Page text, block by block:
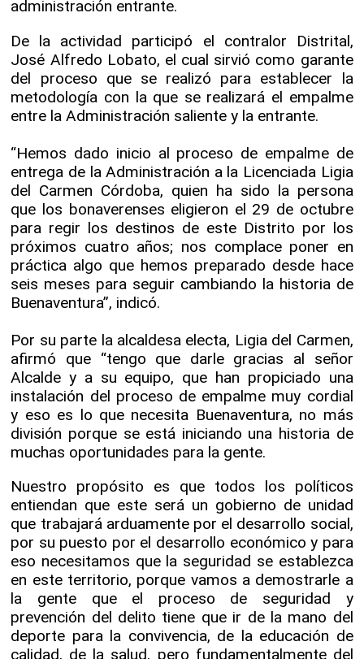
administración entrante.
De la actividad participó el contralor Distrital,
José Alfredo Lobato, el cual sirvió como garante
del proceso que se realizó para establecer la
metodología con la que se realizará el empalme
entre la Administración saliente y la entrante.
“Hemos dado inicio al proceso de empalme de
entrega de la Administración a la Licenciada Ligia
del Carmen Córdoba, quien ha sido la persona
que los bonaverenses eligieron el 29 de octubre
para regir los destinos de este Distrito por los
próximos cuatro años; nos complace poner en
práctica algo que hemos preparado desde hace
seis meses para seguir cambiando la historia de
Buenaventura”, indicó.
Por su parte la alcaldesa electa, Ligia del Carmen,
afirmó que “tengo que darle gracias al señor
Alcalde y a su equipo, que han propiciado una
instalación del proceso de empalme muy cordial
y eso es lo que necesita Buenaventura, no más
división porque se está iniciando una historia de
muchas oportunidades para la gente.
Nuestro propósito es que todos los políticos
entiendan que este será un gobierno de unidad
que trabajará arduamente por el desarrollo social,
por su puesto por el desarrollo económico y para
eso necesitamos que la seguridad se establezca
en este territorio, porque vamos a demostrarle a
la gente que el proceso de seguridad y
prevención del delito tiene que ir de la mano del
deporte para la convivencia, de la educación de
calidad, de la salud, pero fundamentalmente del